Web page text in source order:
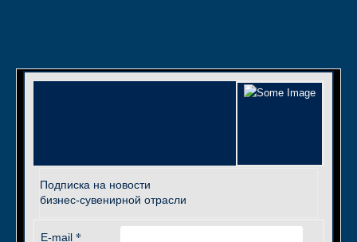
Подписка на новости
бизнес-сувенирной отрасли
E-mail *